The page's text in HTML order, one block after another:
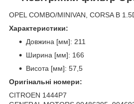
OPEL COMBO/MINIVAN, CORSA B
Характеристики:
Довжина [мм]: 211
Ширина [мм]: 166
Висота [мм]: 57,5
Оригінальні номери:
CITROEN 1444P7